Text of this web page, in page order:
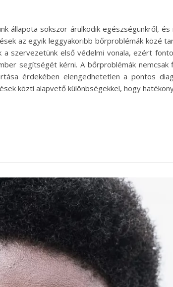
állapota sokszor árulkodik egészségünkről,
az egyik leggyakoribb bőrproblémák közé
a szervezetünk első védelmi vonala, ezért
segítségét kérni. A bőrproblémák
érdekében elengedhetetlen a pontos
közti alapvető különbségekkel, hogy